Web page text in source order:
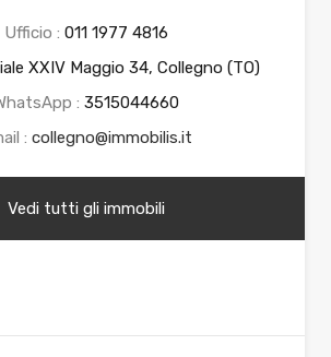
Ufficio : 011 1977 4816
XXIV Maggio 34, Collegno (TO)
: 3515044660
: collegno@immobilis.it
Vedi tutti gli immobili